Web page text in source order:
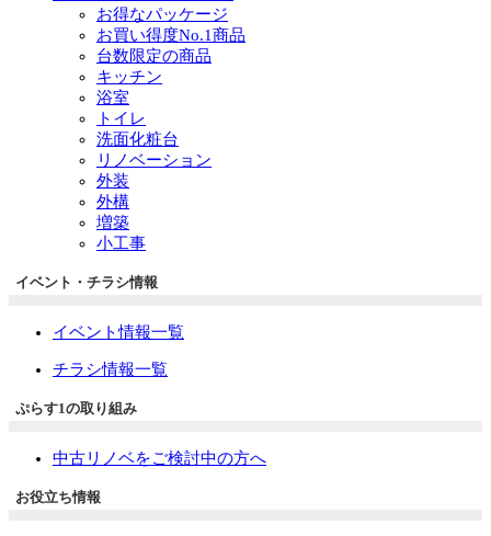
お得なパッケージ
お買い得度No.1商品
台数限定の商品
キッチン
浴室
トイレ
洗面化粧台
リノベーション
外装
外構
増築
小工事
イベント・チラシ情報
イベント情報一覧
チラシ情報一覧
ぷらす1の取り組み
中古リノベをご検討中の方へ
お役立ち情報